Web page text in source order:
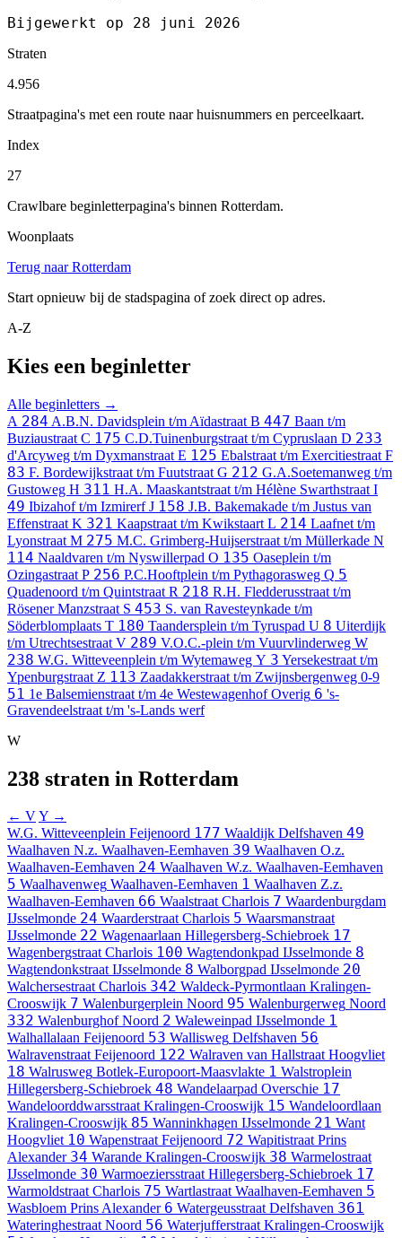
Bijgewerkt op 28 juni 2026
Straten
4.956
Straatpagina's met een route naar huisnummers en perceelkaart.
Index
27
Crawlbare beginletterpagina's binnen Rotterdam.
Woonplaats
Terug naar Rotterdam
Start opnieuw bij de stadspagina of zoek direct op adres.
A-Z
Kies een beginletter
Alle beginletters →
A 284 A.B.N. Davidsplein t/m Aïdastraat B 447 Baan t/m
Buziaustraat C 175 C.D.Tuinenburgstraat t/m Cypruslaan D 233
d'Arcyweg t/m Dyxmanstraat E 125 Ebalstraat t/m Exercitiestraat F
83 F. Bordewijkstraat t/m Fuutstraat G 212 G.A.Soetemanweg t/m
Gustoweg H 311 H.A. Maaskantstraat t/m Hélène Swarthstraat I
49 Ibizahof t/m IzmirerfJ 158 J.B. Bakemakade t/m Justus van
Effenstraat K 321 Kaapstraat t/m Kwikstaart L 214 Laafnet t/m
Lyonstraat M 275 M.C. Grimberg-Huijserstraat t/m Müllerkade N
114 Naaldvaren t/m Nyswillerpad O 135 Oaseplein t/m
Ozingastraat P 256 P.C.Hooftplein t/m Pythagorasweg Q 5
Quadenoord t/m Quintstraat R 218 R.H. Fledderusstraat t/m
Rösener Manzstraat S 453 S. van Ravesteynkade t/m
Söderblomplaats T 180 Taandersplein t/m Tyruspad U 8 Uiterdijk
t/m Utrechtsestraat V 289 V.O.C.-plein t/m Vuurvlinderweg W
238 W.G. Witteveenplein t/m Wytemaweg Y 3 Yersekestraat t/m
Ypenburgstraat Z 113 Zaadakkerstraat t/m Zwijnsbergenweg 0-9
51 1e Balsemienstraat t/m 4e WestewagenhofOverig 6 's-
Gravendeelstraat t/m 's-Lands werf
W
238 straten in Rotterdam
← VY →
W.G. Witteveenplein Feijenoord 177 Waaldijk Delfshaven 49
Waalhaven N.z. Waalhaven-Eemhaven 39 Waalhaven O.z.
Waalhaven-Eemhaven 24 Waalhaven W.z. Waalhaven-Eemhaven
5 Waalhavenweg Waalhaven-Eemhaven 1 Waalhaven Z.z.
Waalhaven-Eemhaven 66 Waalstraat Charlois 7 Waardenburgdam
IJsselmonde 24 Waarderstraat Charlois 5 Waarsmanstraat
IJsselmonde 22 Wagenaarlaan Hillegersberg-Schiebroek 17
Wagenbergstraat Charlois 100 Wagtendonkpad IJsselmonde 8
Wagtendonkstraat IJsselmonde 8 Walborgpad IJsselmonde 20
Walchersestraat Charlois 342 Waldeck-Pyrmontlaan Kralingen-
Crooswijk 7 Walenburgerplein Noord 95 Walenburgerweg Noord
332 Walenburghof Noord 2 Waleweinpad IJsselmonde 1
Walhallalaan Feijenoord 53 Wallisweg Delfshaven 56
Walravenstraat Feijenoord 122 Walraven van Hallstraat Hoogvliet
18 Walrusweg Botlek-Europoort-Maasvlakte 1 Walstroplein
Hillegersberg-Schiebroek 48 Wandelaarpad Overschie 17
Wandeloorddwarsstraat Kralingen-Crooswijk 15 Wandeloordlaan
Kralingen-Crooswijk 85 Wanninkhagen IJsselmonde 21 Want
Hoogvliet 10 Wapenstraat Feijenoord 72 Wapitistraat Prins
Alexander 34 Warande Kralingen-Crooswijk 38 Warmelostraat
IJsselmonde 30 Warmoeziersstraat Hillegersberg-Schiebroek 17
Warmoldstraat Charlois 75 Wartlastraat Waalhaven-Eemhaven 5
Wasbloem Prins Alexander 6 Watergeusstraat Delfshaven 361
Wateringhestraat Noord 56 Waterjufferstraat Kralingen-Crooswijk